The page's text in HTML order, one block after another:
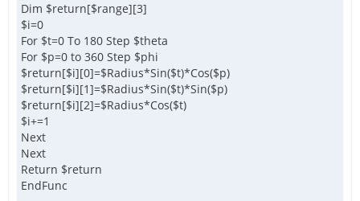
Dim $return[$range][3]
$i=0
For $t=0 To 180 Step $theta
For $p=0 to 360 Step $phi
$return[$i][0]=$Radius*Sin($t)*Cos($p)
$return[$i][1]=$Radius*Sin($t)*Sin($p)
$return[$i][2]=$Radius*Cos($t)
$i+=1
Next
Next
Return $return
EndFunc